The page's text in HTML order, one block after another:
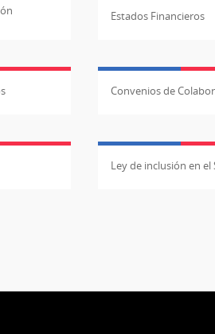
Estados Financieros
Convenios de
Ley de inclusión en el